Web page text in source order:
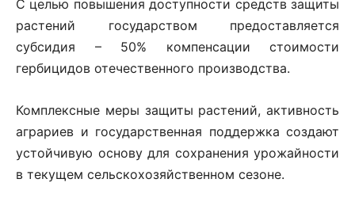
С целью повышения доступности средств защиты
растений государством предоставляется
субсидия – 50% компенсации стоимости
гербицидов отечественного производства.
Комплексные меры защиты растений, активность
аграриев и государственная поддержка создают
устойчивую основу для сохранения урожайности
в текущем сельскохозяйственном сезоне.